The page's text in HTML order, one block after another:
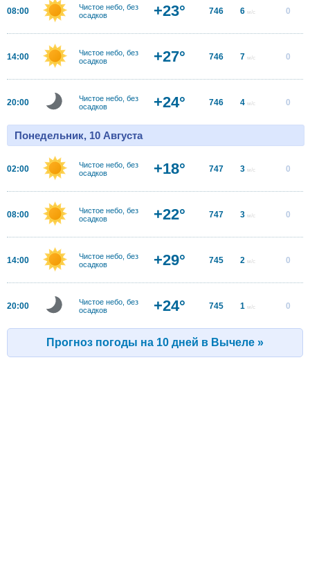
08:00
Чистое небо, без
осадков
+23° 746 6 м/с 0
14:00
Чистое небо, без
осадков
+27° 746 7 м/с 0
20:00
Чистое небо, без
осадков
+24° 746 4 м/с 0
Понедельник, 10 Августа
02:00
Чистое небо, без
осадков
+18° 747 3 м/с 0
08:00
Чистое небо, без
осадков
+22° 747 3 м/с 0
14:00
Чистое небо, без
осадков
+29° 745 2 м/с 0
20:00
Чистое небо, без
осадков
+24° 745 1 м/с 0
Прогноз погоды на 10 дней в Вычеле »